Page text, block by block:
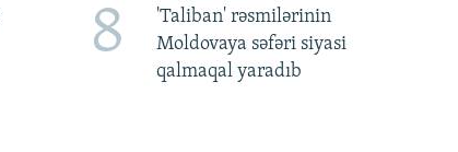
8
'Taliban' rəsmilərinin
Moldovaya səfəri siyasi
qalmaqal yaradıb